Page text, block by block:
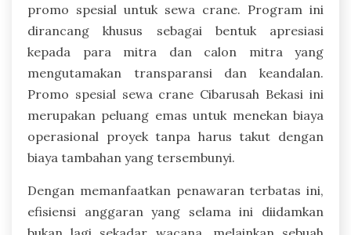
promo spesial untuk sewa crane. Program ini
dirancang khusus sebagai bentuk apresiasi
kepada para mitra dan calon mitra yang
mengutamakan transparansi dan keandalan.
Promo spesial sewa crane Cibarusah Bekasi ini
merupakan peluang emas untuk menekan biaya
operasional proyek tanpa harus takut dengan
biaya tambahan yang tersembunyi.
Dengan memanfaatkan penawaran terbatas ini,
efisiensi anggaran yang selama ini diidamkan